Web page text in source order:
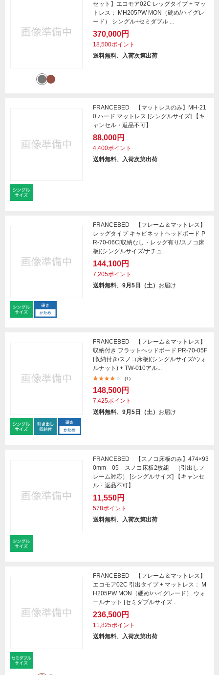
セット】エコモア02C レッグタイプ + マッ
トレス： MH205PW MON（硬め/ハイグレ
ード） シングル+セミダブル ...
370,000円
18,500ポイント
送料無料、入荷次第出荷
FRANCEBED 【マットレスのみ】MH-21
0 ハード マットレス [シングルサイズ] 【キ
ャンセル・返品不可】
88,000円
4,400ポイント
送料無料、入荷次第出荷
FRANCEBED 【フレーム＆マットレス】
レッグタイプ キャビネットヘッドボード P
R-70-06C[収納なし・レッグ有り/スノコ床
板](シングルサイズ/ナチュ...
144,100円
7,205ポイント
送料無料、9月5日（土） お届け
FRANCEBED 【フレーム＆マットレス】
収納付き フラットヘッドボード PR-70-05F
[収納付き/スノコ床板](シングルサイズ/ウォ
ルナット) + TW-010アル...
(1)
148,500円
7,425ポイント
送料無料、9月5日（土） お届け
FRANCEBED 【スノコ床板のみ】474×93
0mm 05 スノコ床板2枚組 （引出しフ
レーム対応） [シングルサイズ] 【キャンセ
ル・返品不可】
11,550円
578ポイント
送料無料、入荷次第出荷
FRANCEBED 【フレーム＆マットレス】
エコモア02C 引出タイプ + マットレス： M
H205PW MON（硬め/ハイグレード） ウォ
ールナット [セミダブルサイズ...
236,500円
11,825ポイント
送料無料、入荷次第出荷